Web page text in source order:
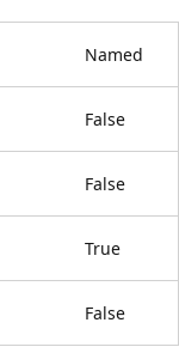
Named
False
False
True
False